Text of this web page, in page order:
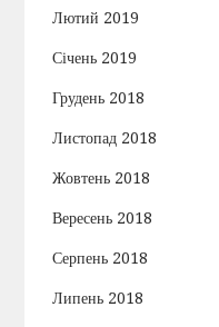
Лютий 2019
Січень 2019
Грудень 2018
Листопад 2018
Жовтень 2018
Вересень 2018
Серпень 2018
Липень 2018